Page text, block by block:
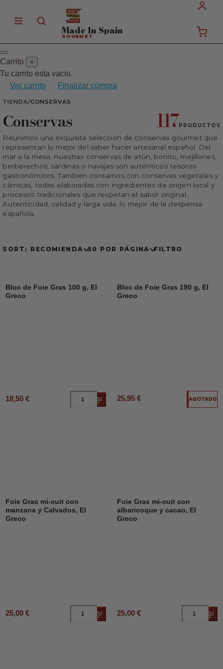
Made In Spain
GOURMET
Carrito ×
Tu carrito esta vacio.
Ver carrito
Finalizar compra
TIENDA/CONSERVAS
Conservas
Reunimos una exquisita selección de conservas gourmet que
representan lo mejor del saber hacer artesanal español. Del
mar a la mesa, nuestras conservas de atún, bonito, mejillones,
berberechos, sardinas o navajas son auténticos tesoros
gastronómicos. También contamos con conservas vegetales y
cárnicas, todas elaboradas con ingredientes de origen local y
procesos tradicionales que respetan el sabor original.
Autenticidad, calidad y larga vida: lo mejor de la despensa
española.
117PRODUCTOS
SORT: RECOMIENDA 50 POR PÁGINA FILTRO
Bloc de Foie Gras 100 g, El
Greco
18,50 € Añadir al carrito
Bloc de Foie Gras 190 g, El
Greco
25,95 € AGOTADO
Foie Gras mi-cuit con
manzana y Calvados, El
Greco
25,00 € Añadir al carrito
Foie Gras mi-cuit con
albaricoque y cacao, El
Greco
25,00 €